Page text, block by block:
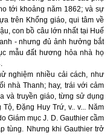
tới khoảng năm 1862; và sự
trên Khổng giáo, qui tâm về
con bồ câu lớn nhất tại Huế
- nhưng đủ ảnh hưởng bắt
mẫu đất hương hỏa nhà họ
nghiệm nhiều cải cách, như
nhà Thanh; hay, trái với cảm
và truyền giáo, từng sử dụng
Đặng Huy Trứ, v.. v... Năm
Giám mục J. D. Gauthier cầm
tùng. Nhưng khi Gauthier trở